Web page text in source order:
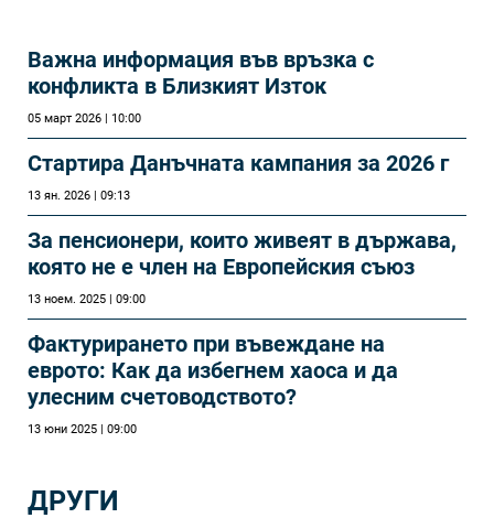
Важна информация във връзка с
конфликта в Близкият Изток
05 март 2026 | 10:00
Стартира Данъчната кампания за 2026 г
13 ян. 2026 | 09:13
За пенсионери, които живеят в държава,
която не е член на Европейския съюз
13 ноем. 2025 | 09:00
Фактурирането при въвеждане на
еврото: Как да избегнем хаоса и да
улесним счетоводството?
13 юни 2025 | 09:00
ДРУГИ